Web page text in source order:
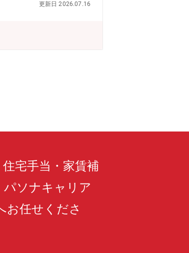
す。現部長が課長業務を兼
トではなく、事業成長を
■有給休暇消化：10.5日
社独自のマーケティング
自社開発システムから派
界全体を支える「プラット
更新日 2026.07.16
宅手当・家賃補
パソナキャリア
お任せくださ